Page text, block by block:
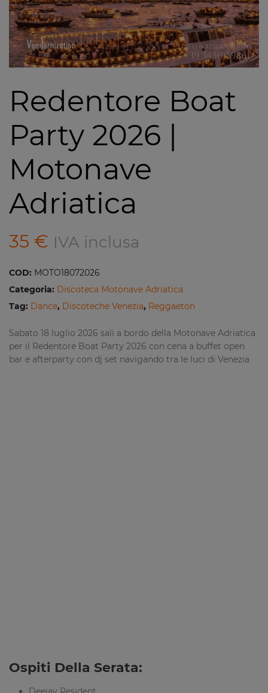
Redentore Boat
Party 2026 |
Motonave
Adriatica
35 € IVA inclusa
COD: MOTO18072026
Categoria: Discoteca Motonave Adriatica
Tag: Dance, Discoteche Venezia, Reggaeton
Sabato 18 luglio 2026 sali a bordo della Motonave Adriatica
per il Redentore Boat Party 2026 con cena a buffet open
bar e afterparty con dj set navigando tra le luci di Venezia
Ospiti Della Serata: